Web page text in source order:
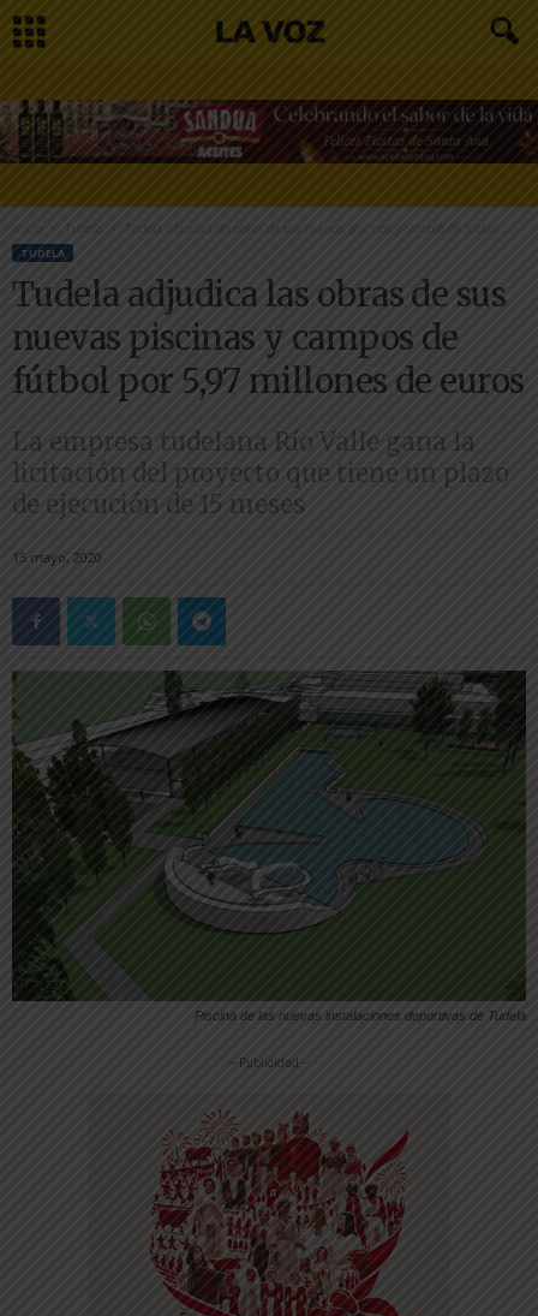
Inicio Tudela Tudela adjudica las obras de sus nuevas piscinas y campos de fútbol...
TUDELA
Tudela adjudica las obras de sus
nuevas piscinas y campos de
fútbol por 5,97 millones de euros
La empresa tudelana Río Valle gana la
licitación del proyecto que tiene un plazo
de ejecución de 15 meses
15 mayo, 2020
Piscina de las nuevas instalaciones deportivas de Tudela
-- Publicidad --